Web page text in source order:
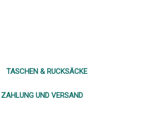
TASCHEN & RUCKSÄCKE
ZAHLUNG UND VERSAND